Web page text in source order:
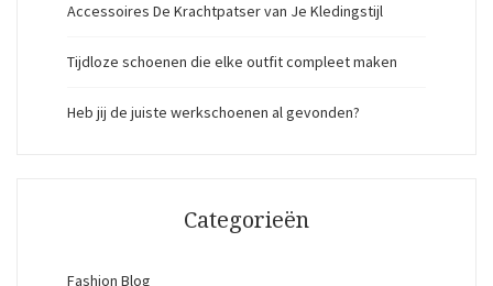
Accessoires De Krachtpatser van Je Kledingstijl
Tijdloze schoenen die elke outfit compleet maken
Heb jij de juiste werkschoenen al gevonden?
Categorieën
Fashion Blog